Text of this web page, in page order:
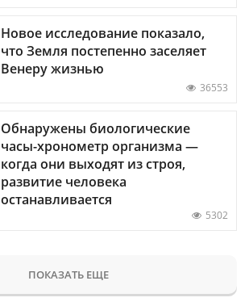
Новое исследование показало,
что Земля постепенно заселяет
Венеру жизнью
36553
Обнаружены биологические
часы-хронометр организма —
когда они выходят из строя,
развитие человека
останавливается
5302
ПОКАЗАТЬ ЕЩЕ